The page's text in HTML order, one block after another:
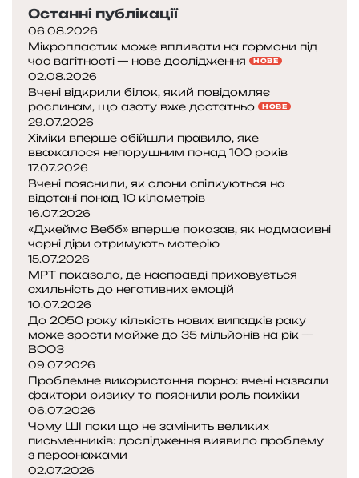
й
н
а
с
р
а
в
д
і
і
я
к
т
у
т
з
а
м
і
ш
а
н
а
е
л
е
Останні публікації
06.08.2026
Мікропластик може впливати на гормони під
час вагітності — нове дослідження
НОВЕ
02.08.2026
Вчені відкрили білок, який повідомляє
рослинам, що азоту вже достатньо
НОВЕ
29.07.2026
Хіміки вперше обійшли правило, яке
вважалося непорушним понад 100 років
17.07.2026
Вчені пояснили, як слони спілкуються на
відстані понад 10 кілометрів
16.07.2026
«Джеймс Вебб» вперше показав, як надмасивні
чорні діри отримують матерію
15.07.2026
МРТ показала, де насправді приховується
схильність до негативних емоцій
10.07.2026
До 2050 року кількість нових випадків раку
може зрости майже до 35 мільйонів на рік —
ВООЗ
09.07.2026
Проблемне використання порно: вчені назвали
фактори ризику та пояснили роль психіки
06.07.2026
Чому ШІ поки що не замінить великих
письменників: дослідження виявило проблему
з персонажами
02.07.2026